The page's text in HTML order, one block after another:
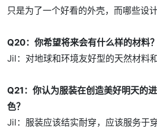
只是为了一个好看的外壳，而哪些设
Q20：你希望将来会有什么样的材料？
Jil：对地球和环境友好型的天然材料
Q21：你认为服装在创造美好明天的
色？
Jil：服装应该结实耐穿，应该服务于穿